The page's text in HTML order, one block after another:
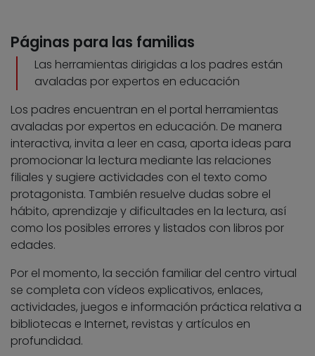
Páginas para las familias
Las herramientas dirigidas a los padres están
avaladas por expertos en educación
Los padres encuentran en el portal herramientas
avaladas por expertos en educación. De manera
interactiva, invita a leer en casa, aporta ideas para
promocionar la lectura mediante las relaciones
filiales y sugiere actividades con el texto como
protagonista. También resuelve dudas sobre el
hábito, aprendizaje y dificultades en la lectura, así
como los posibles errores y listados con libros por
edades.
Por el momento, la sección familiar del centro virtual
se completa con vídeos explicativos, enlaces,
actividades, juegos e información práctica relativa a
bibliotecas e Internet, revistas y artículos en
profundidad.